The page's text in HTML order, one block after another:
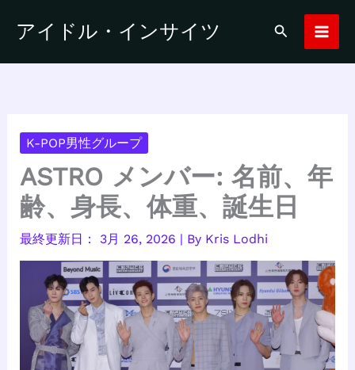
アイドル・インサイツ
検
K-POP男性グループ
ASTRO メンバー: 名前、年
齢、身長、体重、誕生日
3月 26, 2026 | By Kris Lodhi